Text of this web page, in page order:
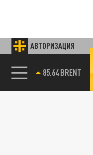
АВТОРИЗАЦИЯ
85.64 BRENT